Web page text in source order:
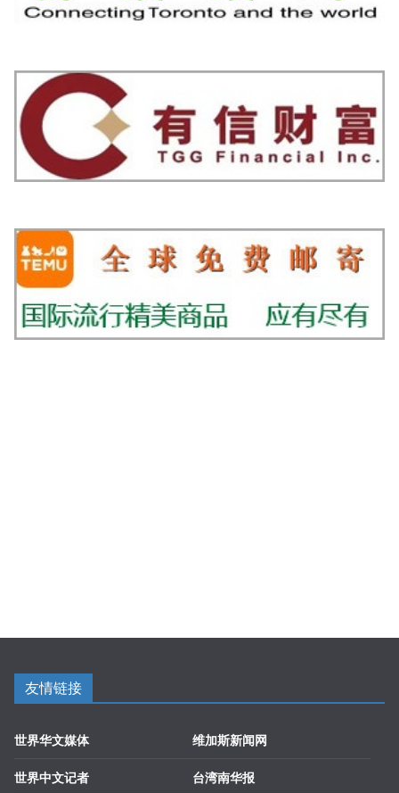
友情链接
世界华文媒体
世界中文记者
维加斯新闻网
台湾南华报